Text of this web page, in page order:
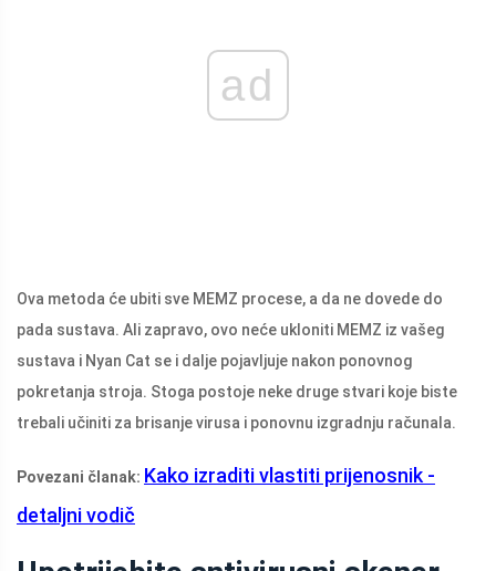
ad
Ova metoda će ubiti sve MEMZ procese, a da ne dovede do
pada sustava. Ali zapravo, ovo neće ukloniti MEMZ iz vašeg
sustava i Nyan Cat se i dalje pojavljuje nakon ponovnog
pokretanja stroja. Stoga postoje neke druge stvari koje biste
trebali učiniti za brisanje virusa i ponovnu izgradnju računala.
Povezani članak: Kako izraditi vlastiti prijenosnik -
detaljni vodič